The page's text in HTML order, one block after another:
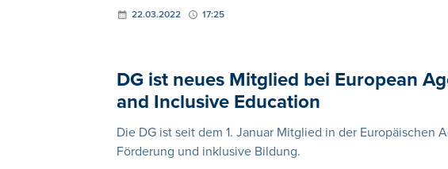
22.03.2022 17:25
DG ist neues Mitglied bei European
and Inclusive Education
Die DG ist seit dem 1. Januar Mitglied in der Europäischen
Förderung und inklusive Bildung.